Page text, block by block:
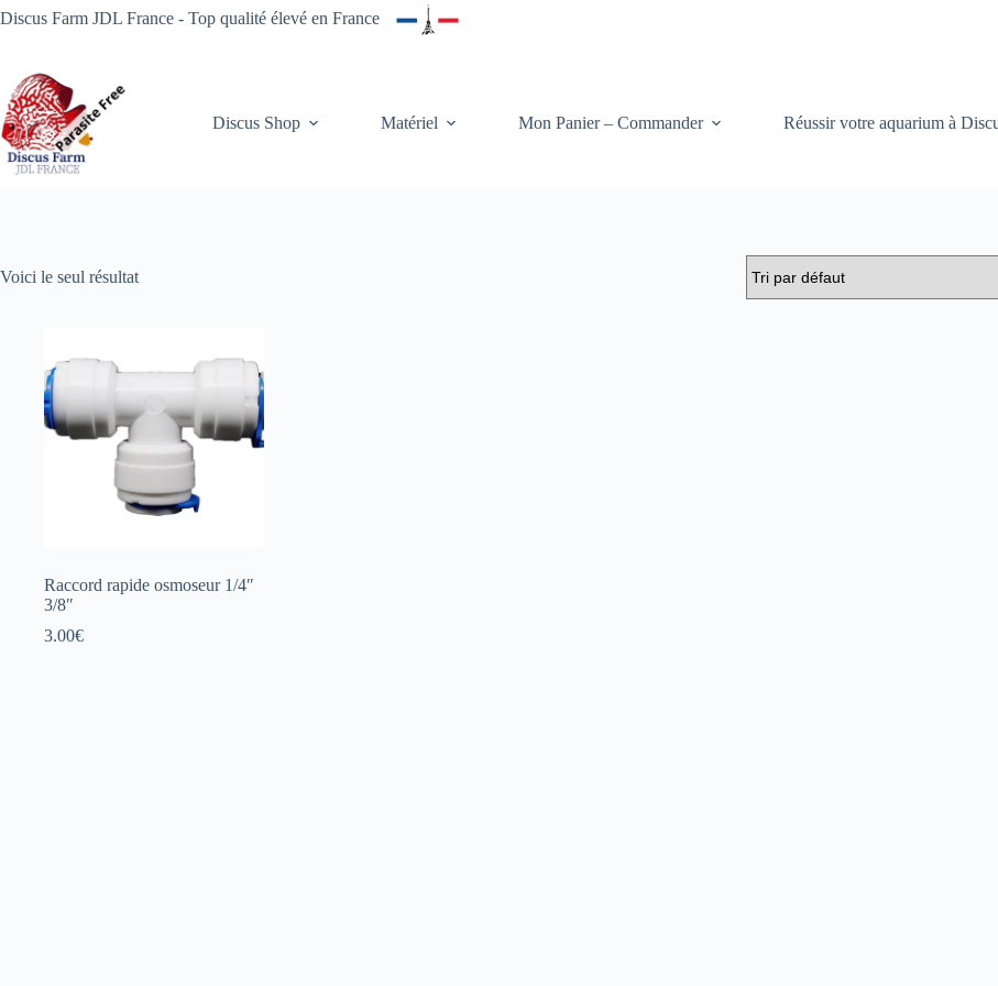
Passer
au
Discus Farm JDL France - Top qualité élevé en France
Discus Shop Matériel Mon Panier – Commander Réussir votre aquarium à
Voici le seul résultat
Raccord rapide osmoseur 1/4″
3/8″
3.00€